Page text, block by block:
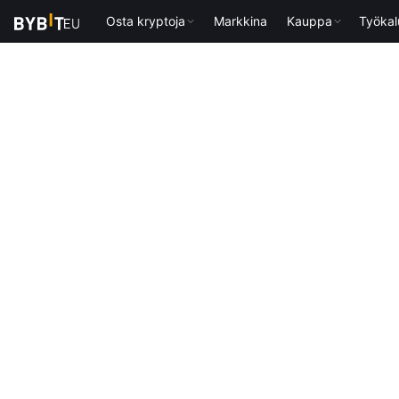
Osta kryptoja Markkina Kauppa